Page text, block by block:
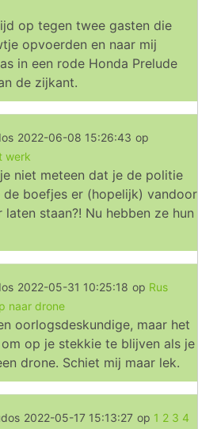
op tegen twee gasten die
opvoerden en naar mij
in een rode Honda Prelude
de zijkant.
2022-06-08 15:26:43 op
werk
niet meteen dat je de politie
boefjes er (hopelijk) vandoor
staan?! Nu hebben ze hun
2022-05-31 10:25:18 op Rus
naar drone
oorlogsdeskundige, maar het
op je stekkie te blijven als je
drone. Schiet mij maar lek.
2022-05-17 15:13:27 op 1 2 3 4